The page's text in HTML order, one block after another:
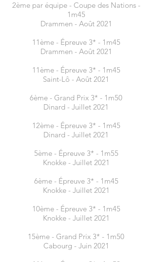
2ème par équipe - Coupe des Nations -
1m45
Drammen - Août 2021
11ème - Épreuve 3* - 1m45
Drammen - Août 2021
11ème - Épreuve 3* - 1m45
Saint-Lô - Août 2021
6ème - Grand Prix 3* - 1m50
Dinard - Juillet 2021
12ème - Épreuve 3* - 1m45
Dinard - Juillet 2021
5ème - Épreuve 3* - 1m55
Knokke - Juillet 2021
6ème - Épreuve 3* - 1m45
Knokke - Juillet 2021
10ème - Épreuve 3* - 1m45
Knokke - Juillet 2021
15ème - Grand Prix 3* - 1m50
Cabourg - Juin 2021